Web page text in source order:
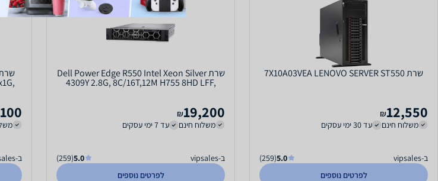
שרת 7X10A03VEA LENOVO SERVER ST550
12,550
₪
משלוח חינם
עד 30 ימי עסקים
ב-vipsales 5.0
(259)
לפרטים נוספים
שרת Dell Power Edge R550 Intel Xeon Silver
4309Y 2.8G, 8C/16T,12M H755 8HD LFF,
19,200
₪
משלוח חינם
עד 7 ימי עסקים
ב-vipsales 5.0
(259)
לפרטים נוספים
ב-vipsales